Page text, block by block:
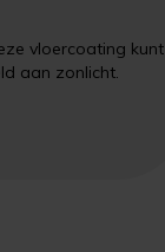
vloercoating kunt
aan zonlicht.